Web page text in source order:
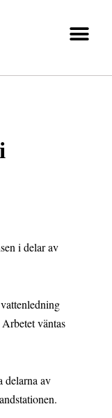
i delar av
väntas
delarna av